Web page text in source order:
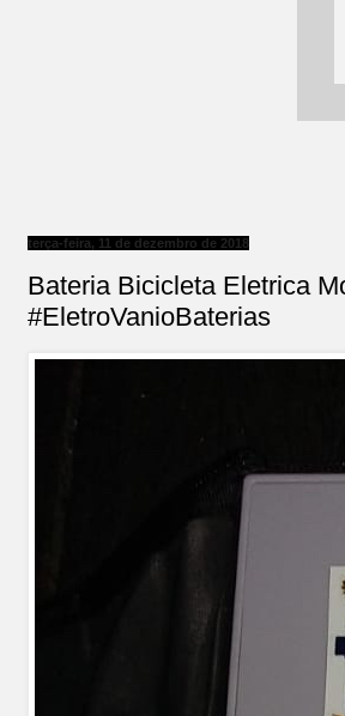
terça-feira, 11 de dezembro de 2018
Bateria Bicicleta Eletrica
#EletroVanioBaterias